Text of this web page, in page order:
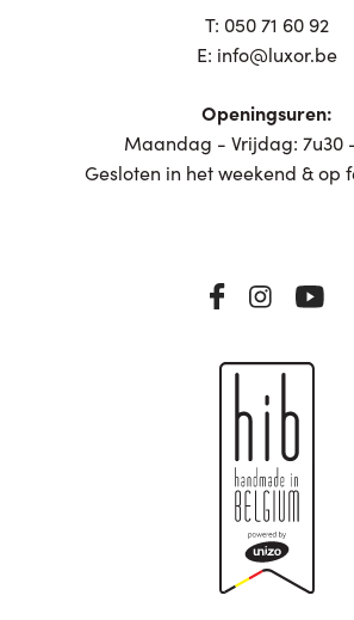
T: 050 71 60 92
E: info@luxor.be
Openingsuren:
Maandag - Vrijdag: 7u30
Gesloten in het weekend & op